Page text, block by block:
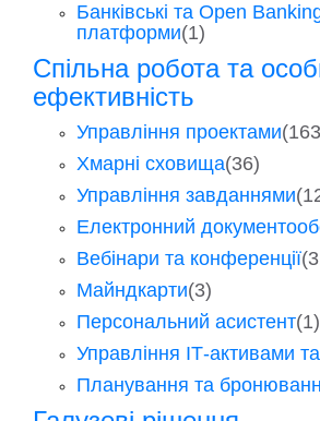
Банківські та Open
платформи(1)
Спільна робота та
ефективність
Управління проектами
Хмарні сховища(36)
Управління завданнями
Електронний
Вебінари та конференції
Майндкарти(3)
Персональний асистент(1)
Управління ІТ-активами
Планування та